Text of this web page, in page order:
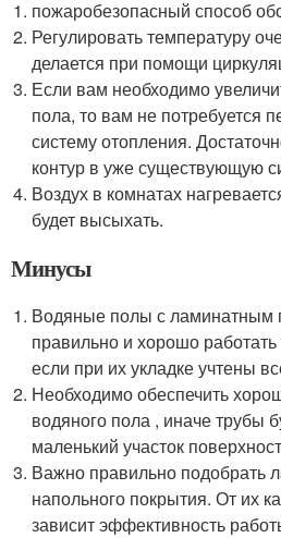
пожаробезопасный способ
Регулировать температуру
делается при помощи
Если вам необходимо
пола, то вам не потребуется
систему отопления.
контур в уже существующую
Воздух в комнатах
будет высыхать.
Минусы
Водяные полы с ламинатным
правильно и хорошо работать
если при их укладке учтены
Необходимо обеспечить
водяного пола , иначе трубы
маленький участок
Важно правильно подобрать
напольного покрытия. От их
зависит эффективность